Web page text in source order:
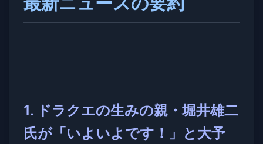
1. ドラクエの生みの親・堀井雄二
氏が「いよいよです！」と大予